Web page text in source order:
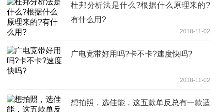
杜邦分析法是什么?根据什么原理来的?
有什么用?
2018-11-02
广电宽带好用吗?卡不卡?速度快吗?
2018-11-02
想拍照，选佳能，这五款单反总有一款适